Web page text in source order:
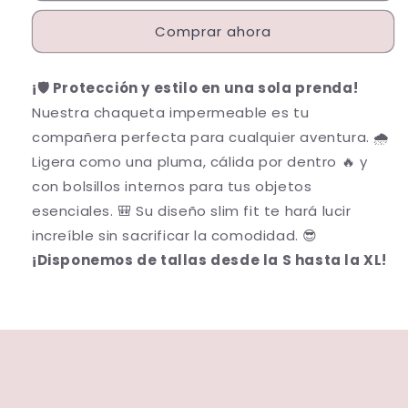
26142
Faz
26142
Comprar ahora
¡🛡️ Protección y estilo en una sola prenda!
Nuestra chaqueta impermeable es tu
compañera perfecta para cualquier aventura. 🌧️
Ligera como una pluma, cálida por dentro 🔥 y
con bolsillos internos para tus objetos
esenciales. 🎒 Su diseño slim fit te hará lucir
increíble sin sacrificar la comodidad. 😎
¡Disponemos de tallas desde la S hasta la XL!